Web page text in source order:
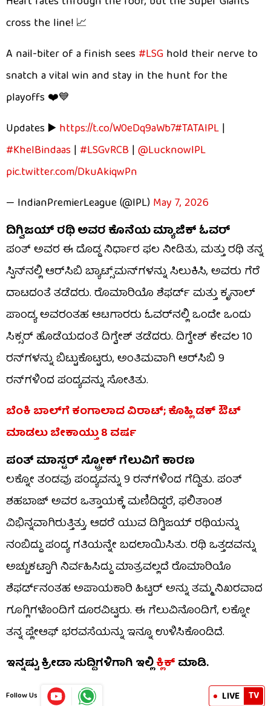
cross the line! 📈
A nail-biter of a finish sees#LSGhold their nerve to
snatch a vital win and stay in the hunt for the
playoffs ❤️💙
Updates ▶️https://t.co/W0eDq9aWb7#TATAIPL|
#KhelBindaas |#LSGvRCB|@LucknowIPL
pic.twitter.com/DkuAkiqwPn
— IndianPremierLeague (@IPL)May 7, 2026
ದಿಗ್ವಿಜಯ್ ರಥಿ ಅವರ ಕೊನೆಯ ಮ್ಯಾಜಿಕ್ ಓವರ್
ಪಂತ್ ಅವರ ಈ ದೊಡ್ಡ ನಿರ್ಧಾರ ಫಲ ನೀಡಿತು, ಮತ್ತು ರಥಿ ತನ್ನ
ಸ್ಪಿನ್‌ನಲ್ಲಿ ಆರ್‌ಸಿಬಿ ಬ್ಯಾಟ್ಸ್‌ಮನ್‌ಗಳನ್ನು ಸಿಲುಕಿಸಿ, ಅವರು ಗೆರೆ
ದಾಟದಂತೆ ತಡೆದರು. ರೊಮಾರಿಯೊ ಶೆಫರ್ಡ್ ಮತ್ತು ಕೃನಾಲ್
ಪಾಂಡ್ಯ ಅವರಂತಹ ಆಟಗಾರರು ಓವರ್‌ನಲ್ಲಿ ಒಂದೇ ಒಂದು
ಸಿಕ್ಸರ್ ಹೊಡೆಯದಂತೆ ದಿಗ್ವೇಶ್ ತಡೆದರು. ದಿಗ್ವೇಶ್ ಕೇವಲ 10
ರನ್‌ಗಳನ್ನು ಬಿಟ್ಟುಕೊಟ್ಟರು, ಅಂತಿಮವಾಗಿ ಆರ್‌ಸಿಬಿ 9
ರನ್‌ಗಳಿಂದ ಪಂದ್ಯವನ್ನು ಸೋತಿತು.
ಬೆಂಕಿ ಬಾಲ್​ಗೆ ಕಂಗಾಲಾದ ವಿರಾಟ್; ಕೊಹ್ಲಿ ಡಕ್​ ಔಟ್
ಮಾಡಲು ಬೇಕಾಯ್ತು 8 ವರ್ಷ
ಪಂತ್ ಮಾಸ್ಟರ್ ಸ್ಟ್ರೋಕ್ ಗೆಲುವಿಗೆ ಕಾರಣ
ಲಕ್ನೋ ತಂಡವು ಪಂದ್ಯವನ್ನು 9 ರನ್‌ಗಳಿಂದ ಗೆದ್ದಿತು. ಪಂತ್
ಶಹಬಾಜ್ ಅವರ ಒತ್ತಾಯಕ್ಕೆ ಮಣಿದಿದ್ದರೆ, ಫಲಿತಾಂಶ
ವಿಭಿನ್ನವಾಗಿರುತ್ತಿತ್ತು, ಆದರೆ ಯುವ ದಿಗ್ವಿಜಯ್ ರಥಿಯನ್ನು
ನಂಬಿದ್ದು ಪಂದ್ಯ ಗತಿಯನ್ನೇ ಬದಲಾಯಿಸಿತು. ರಥಿ ಒತ್ತಡವನ್ನು
ಅಚ್ಚುಕಟ್ಟಾಗಿ ನಿರ್ವಹಿಸಿದ್ದು ಮಾತ್ರವಲ್ಲದೆ ರೊಮಾರಿಯೊ
ಶೆಫರ್ಡ್‌ನಂತಹ ಅಪಾಯಕಾರಿ ಹಿಟ್ಟರ್​ ಅನ್ನು ತಮ್ಮ ನಿಖರವಾದ
ಗೂಗ್ಲಿಗಳೊಂದಿಗೆ ದೂರವಿಟ್ಟರು. ಈ ಗೆಲುವಿನೊಂದಿಗೆ, ಲಕ್ನೋ
ತನ್ನ ಪ್ಲೇಆಫ್ ಭರವಸೆಯನ್ನು ಇನ್ನೂ ಉಳಿಸಿಕೊಂಡಿದೆ.
ಇನ್ನಷ್ಟು ಕ್ರೀಡಾ ಸುದ್ದಿಗಳಿಗಾಗಿ ಇಲ್ಲಿಕ್ಲಿಕ್​ಮಾಡಿ.
Follow Us LIVE TV